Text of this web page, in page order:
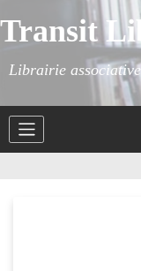
Transit
Librairie